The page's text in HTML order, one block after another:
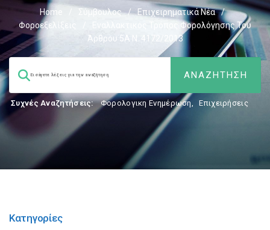
Home Σύμβουλος / Επιχειρηματικά Νέα
/
Φοροεξελίξεις
Εναλλακτικός Τρόπος Φορολόγησης Του
Άρθρου 5Α Ν. 4172/2013
Συχνές Αναζητήσεις: Φορολογικη Ενημέρωση, Επιχειρήσεις
Κατηγορίες